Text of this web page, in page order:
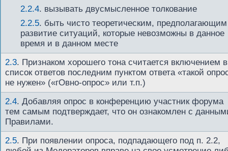
2.2.4. вызывать двусмысленное толкование
2.2.5. быть чисто теоретическим, предполагающим
развитие ситуаций, которые невозможны в данное
время и в данном месте
2.3. Признаком хорошего тона считается включением в
список ответов последним пунктом ответа «такой
не нужен» («гОвно-опрос» или т.п.)
2.4. Добавляя опрос в конференцию участник форума
тем самым подтверждает, что он ознакомлен с
Правилами.
2.5. При появлении опроса, подпадающего под п. 2.2,